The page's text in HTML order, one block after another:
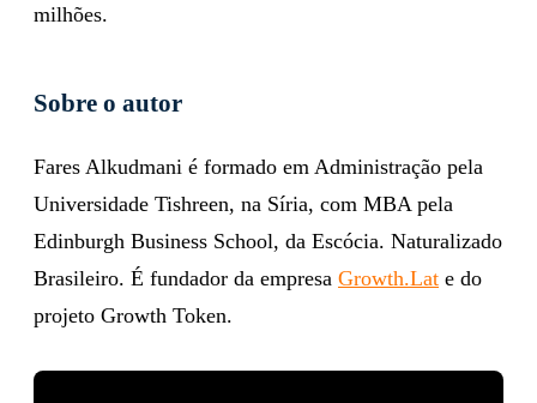
milhões.
Sobre o autor
Fares Alkudmani é formado em Administração pela
Universidade Tishreen, na Síria, com MBA pela
Edinburgh Business School, da Escócia. Naturalizado
Brasileiro. É fundador da empresa Growth.Lat e do
projeto Growth Token.